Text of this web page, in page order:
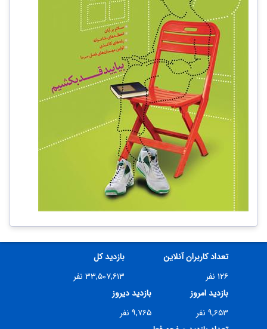
تعداد کاربران آنلاین
۱۲۶ نفر
بازدید کل
۳۳,۵۰۷,۶۱۳ نفر
بازدید امروز
۹,۶۵۳ نفر
بازدید دیروز
۹,۷۶۵ نفر